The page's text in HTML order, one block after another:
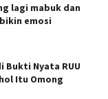
lagi mabuk dan
emosi
Bukti Nyata RUU
Itu Omong